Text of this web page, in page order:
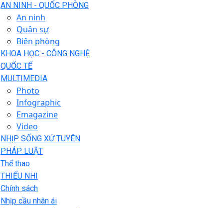
AN NINH - QUỐC PHÒNG
An ninh
Quân sự
Biên phòng
KHOA HỌC - CÔNG NGHỆ
QUỐC TẾ
MULTIMEDIA
Photo
Infographic
Emagazine
Video
NHỊP SỐNG XỨ TUYÊN
PHÁP LUẬT
Thể thao
THIẾU NHI
Chính sách
Nhịp cầu nhân ái